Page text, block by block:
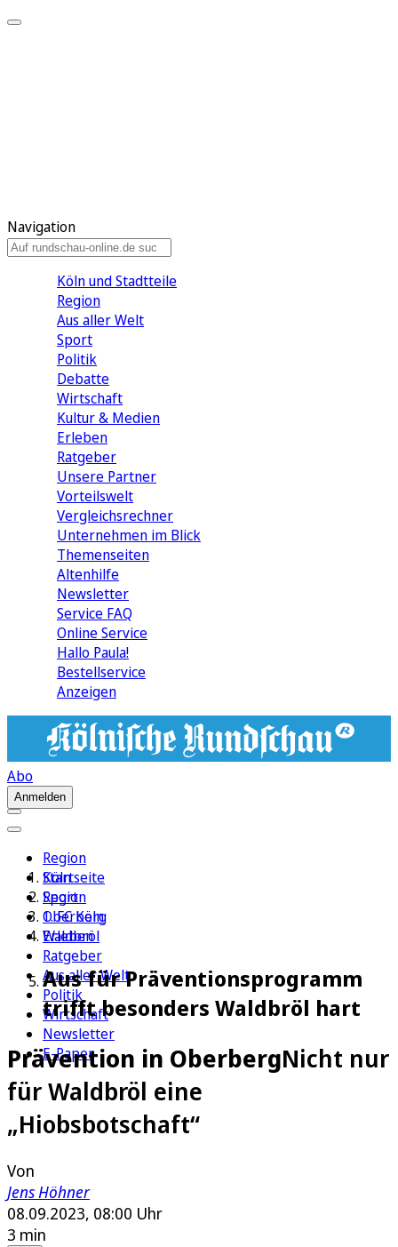
Navigation
Köln und Stadtteile
Region
Aus aller Welt
Sport
Politik
Debatte
Wirtschaft
Kultur & Medien
Erleben
Ratgeber
Unsere Partner
Vorteilswelt
Vergleichsrechner
Unternehmen im Blick
Themenseiten
Altenhilfe
Newsletter
Service FAQ
Online Service
Hallo Paula!
Bestellservice
Anzeigen
Abo
Anmelden
Region
Köln
Sport
1. FC Köln
Erleben
Ratgeber
Aus aller Welt
Politik
Wirtschaft
Newsletter
E-Paper
Startseite
Region
Oberberg
Waldbröl
Aus für Präventionsprogramm
trifft besonders Waldbröl hart
Prävention in OberbergNicht nur
für Waldbröl eine
„Hiobsbotschaft“
Von
Jens Höhner
08.09.2023, 08:00 Uhr
3 min